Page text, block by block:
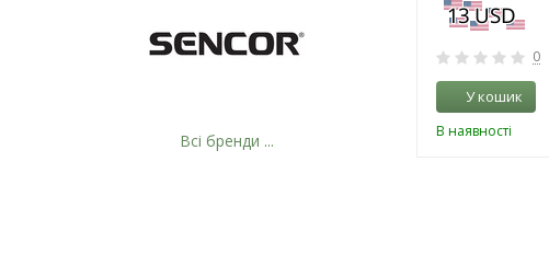
0
У кошик
В наявності
Всі бренди ...